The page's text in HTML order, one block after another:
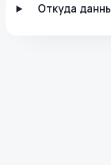
Откуда